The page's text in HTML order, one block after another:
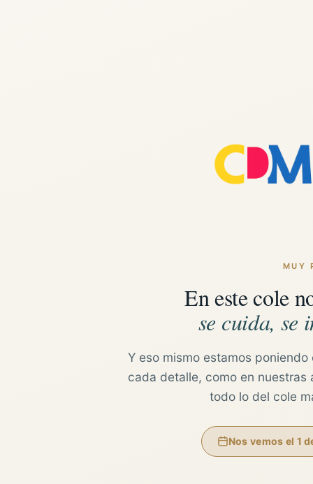
MUY
En este cole
se cuida, se
Y eso mismo estamos
cada detalle, como en nuestras
todo lo del cole
Nos vemos el 1